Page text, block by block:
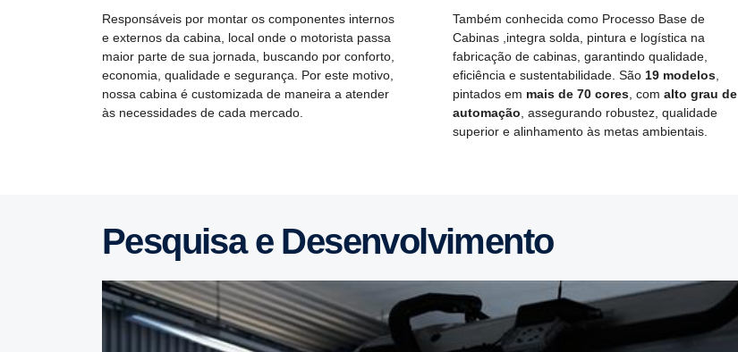
Responsáveis por montar os componentes internos
e externos da cabina, local onde o motorista passa
maior parte de sua jornada, buscando por conforto,
economia, qualidade e segurança. Por este motivo,
nossa cabina é customizada de maneira a atender
às necessidades de cada mercado.
Também conhecida como Processo Base de
Cabinas ,integra solda, pintura e logística na
fabricação de cabinas, garantindo qualidade,
eficiência e sustentabilidade. São 19 modelos,
pintados em mais de 70 cores, com alto grau de
automação, assegurando robustez, qualidade
superior e alinhamento às metas ambientais.
Pesquisa e Desenvolvimento